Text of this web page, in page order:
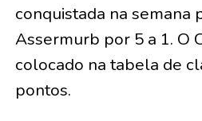
conquistada na semana
Assermurb por 5 a 1. O
colocado na tabela de
pontos.